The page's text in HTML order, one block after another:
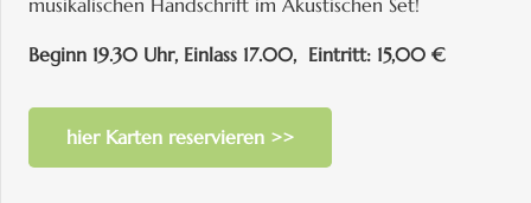
musikalischen Handschrift im Akustischen Set!
Beginn 19.30 Uhr, Einlass 17.00, Eintritt: 15,00 €
hier Karten reservieren >>